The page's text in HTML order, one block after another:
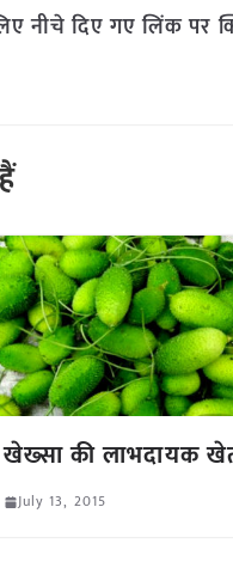
नीचे दिए गए लिंक पर
खेख्सा की लाभदायक
July 13, 2015